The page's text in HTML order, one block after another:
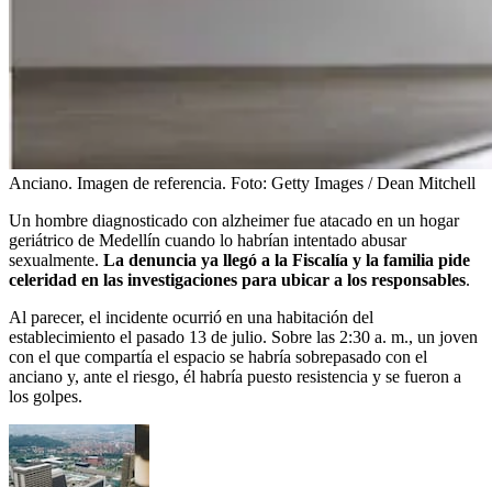
Anciano. Imagen de referencia. Foto: Getty Images / Dean Mitchell
Un hombre diagnosticado con alzheimer fue atacado en un hogar
geriátrico de Medellín cuando lo habrían intentado abusar
sexualmente. La denuncia ya llegó a la Fiscalía y la familia pide
celeridad en las investigaciones para ubicar a los responsables.
Al parecer, el incidente ocurrió en una habitación del
establecimiento el pasado 13 de julio. Sobre las 2:30 a. m., un joven
con el que compartía el espacio se habría sobrepasado con el
anciano y, ante el riesgo, él habría puesto resistencia y se fueron a
los golpes.